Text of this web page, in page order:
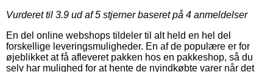
Vurderet til 3.9 ud af 5 stjerner baseret på 4 anmeldelser
En del online webshops tildeler til alt held en hel del
forskellige leveringsmuligheder. En af de populære er for
øjeblikket at få afleveret pakken hos en pakkeshop, så du
selv har mulighed for at hente de nyindkøbte varer når det